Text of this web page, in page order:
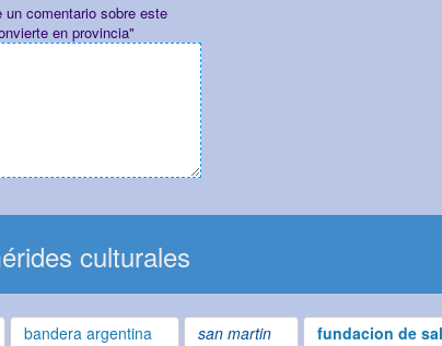
comentario sobre este
en provincia"
culturales
bandera argentina san martin fundacion de